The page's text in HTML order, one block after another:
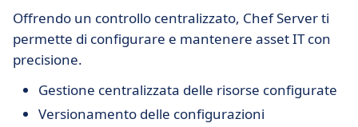
Offrendo un controllo centralizzato, Chef Server ti
permette di configurare e mantenere asset IT con
precisione.
Gestione centralizzata delle risorse configurate
Versionamento delle configurazioni